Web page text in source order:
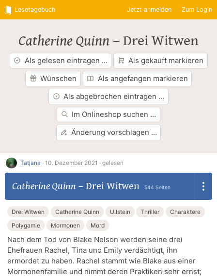
Lesetagebuch Jetzt anmelden Zum Login
Catherine Quinn – Drei Witwen
Als gelesen eintragen …
Als gekauft markieren
Wünschen
Als angefangen markieren
Als abgebrochen eintragen …
Im Onlineshop suchen …
Änderung vorschlagen …
Tatjana · 10. Dezember 2021 · gelesen
Catherine Quinn – Drei Witwen 544 Seiten
Drei Witwen Catherine Quinn Ullstein Thriller
Charaktere
Polygamie
Mormonen Mord
Nach dem Tod von Blake Nelson werden seine drei
Ehefrauen Rachel, Tina und Emily verdächtigt, ihn
ermordet zu haben. Rachel stammt wie Blake aus einer
Mormonenfamilie und nimmt deren Praktiken sehr ernst;